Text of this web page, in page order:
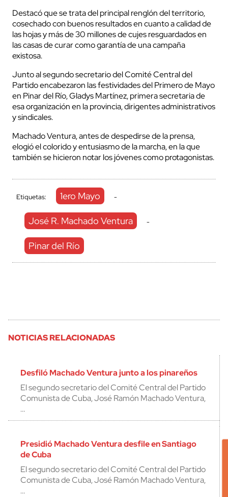
Destacó que se trata del principal renglón del territorio,
cosechado con buenos resultados en cuanto a calidad de
las hojas y más de 30 millones de cujes resguardados en
las casas de curar como garantía de una campaña
existosa.
Junto al segundo secretario del Comité Central del
Partido encabezaron las festividades del Primero de Mayo
en Pinar del Río, Gladys Martínez, primera secretaria de
esa organización en la provincia, dirigentes administrativos
y sindicales.
Machado Ventura, antes de despedirse de la prensa,
elogió el colorido y entusiasmo de la marcha, en la que
también se hicieron notar los jóvenes como protagonistas.
Etiquetas: 1ero Mayo -
José R. Machado Ventura -
Pinar del Río
NOTICIAS RELACIONADAS
Desfiló Machado Ventura junto a los pinareños
El segundo secretario del Comité Central del Partido
Comunista de Cuba, José Ramón Machado Ventura,
…
Presidió Machado Ventura desfile en Santiago
de Cuba
El segundo secretario del Comité Central del Partido
Comunista de Cuba, José Ramón Machado Ventura,
…